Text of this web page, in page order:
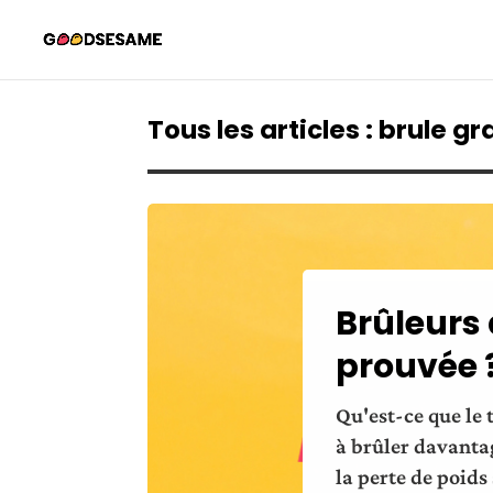
Tous les articles : brule
Brûleurs
prouvée
Qu'est-ce que
à brûler
la perte de poids